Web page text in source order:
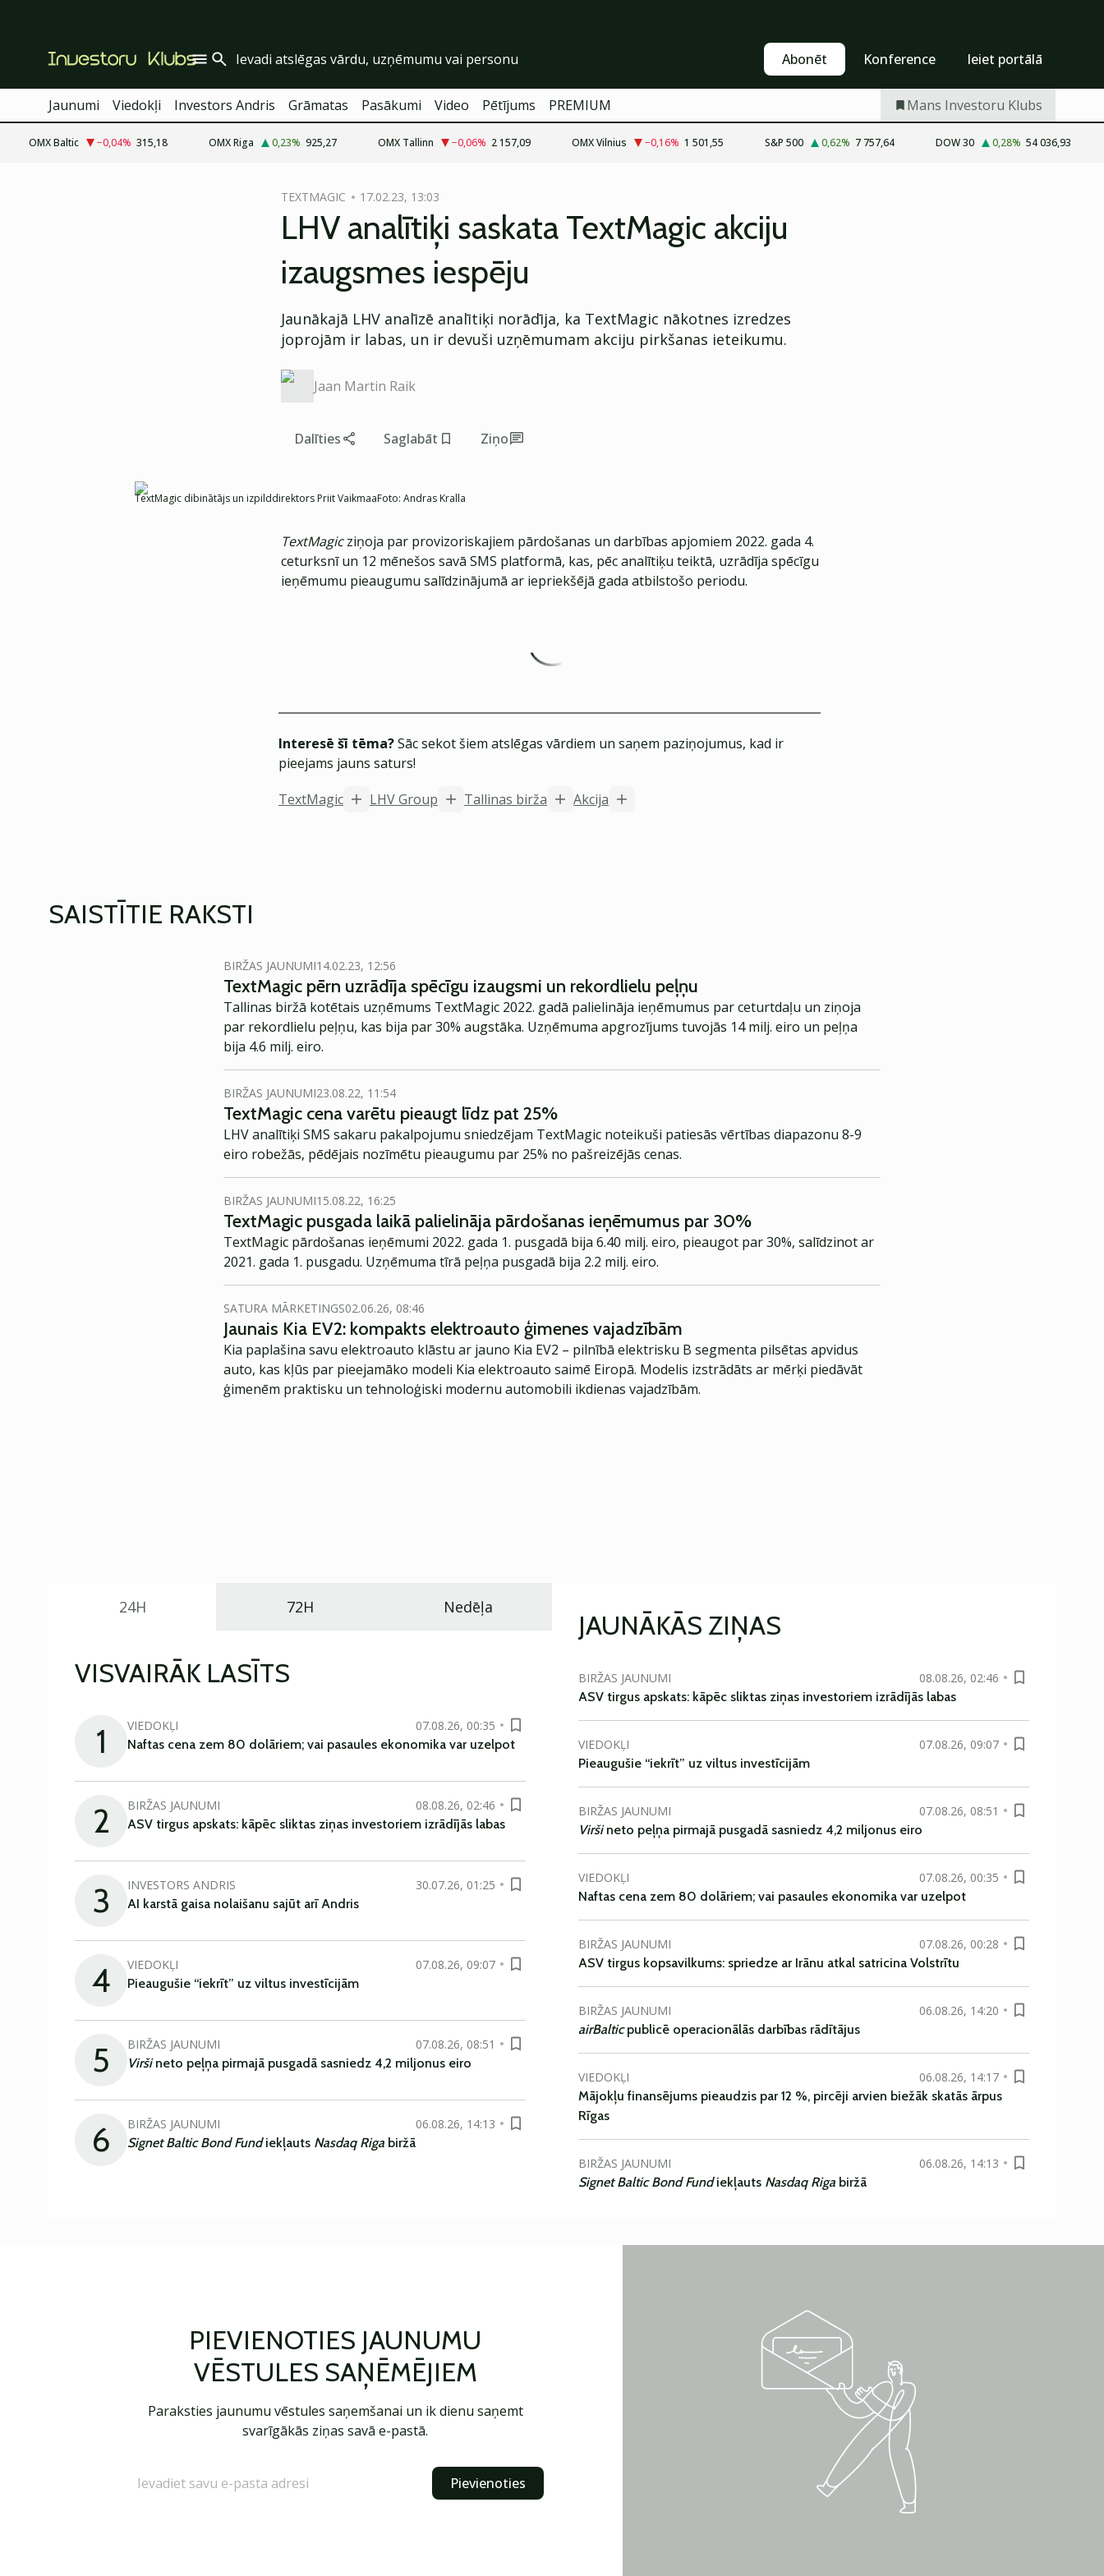
Abonēt Konference Ieiet portālā
Jaunumi Viedokļi Investors Andris Grāmatas Pasākumi Video Pētījums PREMIUM Mans Investoru Klubs
OMX Baltic −0,04% 315,18 OMX Riga 0,23% 925,27 OMX Tallinn −0,06% 2 157,09 OMX Vilnius −0,16% 1 501,55 S&P 500 0,62% 7 757,64 DOW 30 0,28% 54 036,93
TEXTMAGIC 17.02.23, 13:03
LHV analītiķi saskata TextMagic akciju
izaugsmes iespēju
Jaunākajā LHV analīzē analītiķi norādīja, ka TextMagic nākotnes izredzes
joprojām ir labas, un ir devuši uzņēmumam akciju pirkšanas ieteikumu.
Jaan Martin Raik
Dalīties Saglabāt Ziņo
TextMagic dibinātājs un izpilddirektors Priit VaikmaaFoto: Andras Kralla
TextMagicziņoja par provizoriskajiem pārdošanas un darbības apjomiem 2022. gada 4.
ceturksnī un 12 mēnešos savā SMS platformā, kas, pēc analītiķu teiktā, uzrādīja spēcīgu
ieņēmumu pieaugumu salīdzinājumā ar iepriekšējā gada atbilstošo periodu.
Interesē šī tēma?Sāc sekot šiem atslēgas vārdiem un saņem paziņojumus, kad ir
pieejams jauns saturs!
TextMagic
LHV Group Tallinas birža Akcija
SAISTĪTIE RAKSTI
BIRŽAS JAUNUMI14.02.23, 12:56
TextMagic pērn uzrādīja spēcīgu izaugsmi un rekordlielu peļņu
Tallinas biržā kotētais uzņēmums TextMagic 2022. gadā palielināja ieņēmumus par ceturtdaļu un ziņoja
par rekordlielu peļņu, kas bija par 30% augstāka. Uzņēmuma apgrozījums tuvojās 14 milj. eiro un peļņa
bija 4.6 milj. eiro.
BIRŽAS JAUNUMI23.08.22, 11:54
TextMagic cena varētu pieaugt līdz pat 25%
LHV analītiķi SMS sakaru pakalpojumu sniedzējam TextMagic noteikuši patiesās vērtības diapazonu 8-9
eiro robežās, pēdējais nozīmētu pieaugumu par 25% no pašreizējās cenas.
BIRŽAS JAUNUMI15.08.22, 16:25
TextMagic pusgada laikā palielināja pārdošanas ieņēmumus par 30%
TextMagic pārdošanas ieņēmumi 2022. gada 1. pusgadā bija 6.40 milj. eiro, pieaugot par 30%, salīdzinot ar
2021. gada 1. pusgadu. Uzņēmuma tīrā peļņa pusgadā bija 2.2 milj. eiro.
SATURA MĀRKETINGS02.06.26, 08:46
Jaunais Kia EV2: kompakts elektroauto ģimenes vajadzībām
Kia paplašina savu elektroauto klāstu ar jauno Kia EV2 – pilnībā elektrisku B segmenta pilsētas apvidus
auto, kas kļūs par pieejamāko modeli Kia elektroauto saimē Eiropā. Modelis izstrādāts ar mērķi piedāvāt
ģimenēm praktisku un tehnoloģiski modernu automobili ikdienas vajadzībām.
24H 72H Nedēļa
VISVAIRĀK LASĪTS
1 VIEDOKĻI
07.08.26, 00:35
Naftas cena zem 80 dolāriem; vai pasaules ekonomika var uzelpot
2 BIRŽAS JAUNUMI
08.08.26, 02:46
ASV tirgus apskats: kāpēc sliktas ziņas investoriem izrādījās labas
3 INVESTORS ANDRIS
30.07.26, 01:25
AI karstā gaisa nolaišanu sajūt arī Andris
4 VIEDOKĻI
07.08.26, 09:07
Pieaugušie “iekrīt” uz viltus investīcijām
5 BIRŽAS JAUNUMI
07.08.26, 08:51
Viršineto peļņa pirmajā pusgadā sasniedz 4,2 miljonus eiro
6 BIRŽAS JAUNUMI
06.08.26, 14:13
Signet Baltic Bond Fundiekļauts Nasdaq Riga biržā
JAUNĀKĀS ZIŅAS
BIRŽAS JAUNUMI
08.08.26, 02:46
ASV tirgus apskats: kāpēc sliktas ziņas investoriem izrādījās labas
VIEDOKĻI
07.08.26, 09:07
Pieaugušie “iekrīt” uz viltus investīcijām
BIRŽAS JAUNUMI
07.08.26, 08:51
Viršineto peļņa pirmajā pusgadā sasniedz 4,2 miljonus eiro
VIEDOKĻI
07.08.26, 00:35
Naftas cena zem 80 dolāriem; vai pasaules ekonomika var uzelpot
BIRŽAS JAUNUMI
07.08.26, 00:28
ASV tirgus kopsavilkums: spriedze ar Irānu atkal satricina Volstrītu
BIRŽAS JAUNUMI
06.08.26, 14:20
airBalticpublicē operacionālās darbības rādītājus
VIEDOKĻI
06.08.26, 14:17
Mājokļu finansējums pieaudzis par 12 %, pircēji arvien biežāk skatās ārpus
Rīgas
BIRŽAS JAUNUMI
06.08.26, 14:13
Signet Baltic Bond Fundiekļauts Nasdaq Riga biržā
PIEVIENOTIES JAUNUMU
VĒSTULES SAŅĒMĒJIEM
Paraksties jaunumu vēstules saņemšanai un ik dienu saņemt
svarīgākās ziņas savā e-pastā.
Pievienoties